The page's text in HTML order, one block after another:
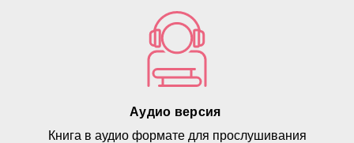
Аудио версия
Книга в аудио формате для прослушивания